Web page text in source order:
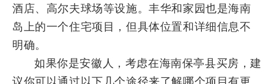
酒店、高尔夫球场等设施。丰华和家园也是海南
岛上的一个住宅项目，但具体位置和详细信息不
明确。
如果你是安徽人，考虑在海南保亭县买房，建
议你可以通过以下几个途径来了解哪个项目有更